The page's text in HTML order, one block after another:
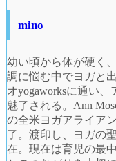
mino
幼い頃から体が硬く
調に悩む中でヨガと
オyogaworksに通い
魅了される。Ann
の全米ヨガアライア
了。渡印し、ヨガの
在。現在は育児の最